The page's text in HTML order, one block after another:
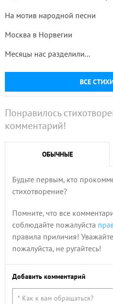
ВСЕ
На мотив народной песни
Москва в Норвегии
Месяцы нас разделили...
Понравилось
комментарий!
ОБЫЧНЫЕ
Будьте первым, кто
стихотворение?
Помните, что все
соблюдайте пожалуйста
правила приличия!
пожалуйста, не ругайтесь!
Добавить комментарий